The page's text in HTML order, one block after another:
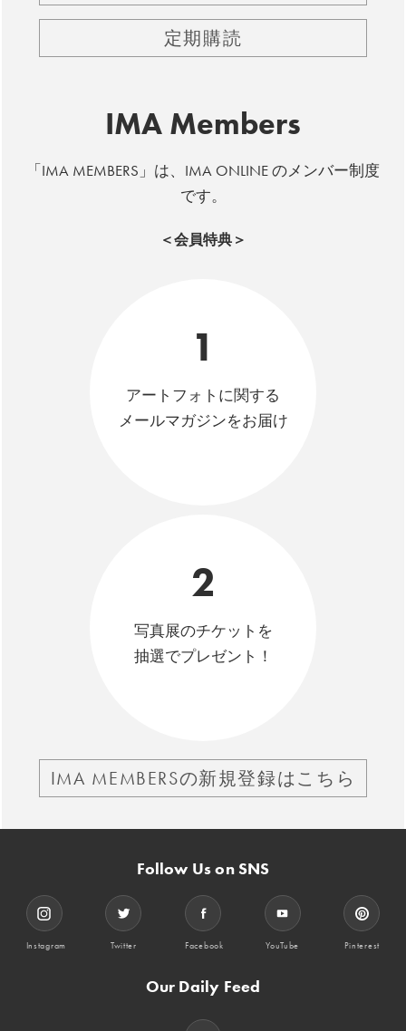
定期購読
IMA Members
「IMA MEMBERS」は、IMA ONLINE のメンバー制度
です。
＜会員特典＞
1
アートフォトに関する
メールマガジンをお届け
2
写真展のチケットを
抽選でプレゼント！
IMA MEMBERSの新規登録はこちら
Follow Us on SNS
Instagram Twitter Facebook YouTube Pinterest
Our Daily Feed